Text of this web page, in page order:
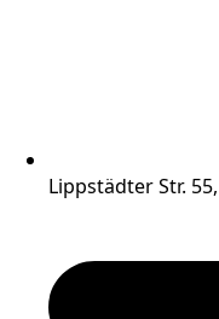
Lippstädter Str.